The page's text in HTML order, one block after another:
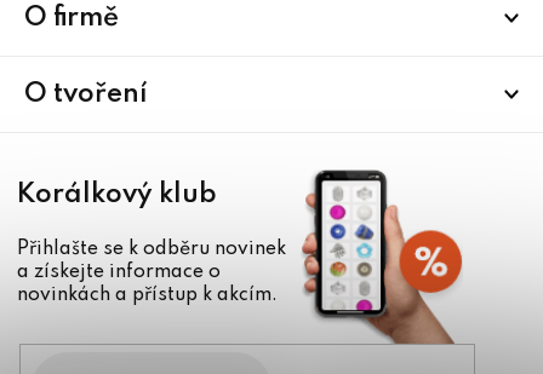
O firmě
O tvoření
Korálkový klub
Přihlašte se k odběru novinek
a získejte informace o
novinkách a přístup k akcím.